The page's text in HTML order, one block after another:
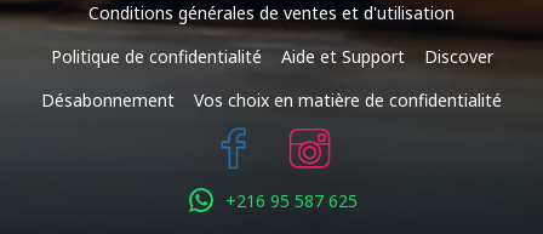
Conditions générales de ventes et d'utilisation
Politique de confidentialité
Aide et Support
Discover
Désabonnement
Vos choix en matière de confidentialité
+216 95 587 625